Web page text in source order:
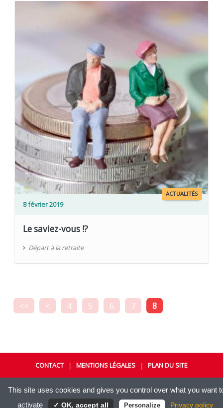
ACTUALITÉS
8 février 2019
Le saviez-vous !?
Départ à la retraite
<< < 4 5 6 7 8
CONTACT | MENTIONS LÉGALES |
PLAN DU SITE
This site uses cookies and gives you control over what you want
activate
✓ OK, accept all Personalize Privacy policy